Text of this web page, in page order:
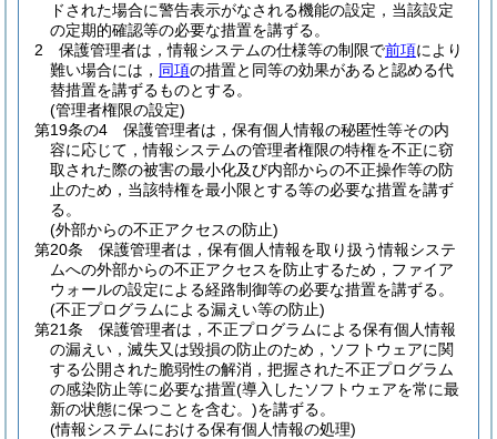
ドされた場合に警告表示がなされる機能の設定，当該設定
の定期的確認等の必要な措置を講ずる。
2
保護管理者は，情報システムの仕様等の制限で前項により
難い場合には， 同項の措置と同等の効果があると認める代
替措置を講ずるものとする。
(管理者権限の設定)
第19条の4
保護管理者は，保有個人情報の秘匿性等その内
容に応じて，情報システムの管理者権限の特権を不正に窃
取された際の被害の最小化及び内部からの不正操作等の防
止のため，当該特権を最小限とする等の必要な措置を講ず
る。
(外部からの不正アクセスの防止)
第20条
保護管理者は，保有個人情報を取り扱う情報システ
ムへの外部からの不正アクセスを防止するため，ファイア
ウォールの設定による経路制御等の必要な措置を講ずる。
(不正プログラムによる漏えい等の防止)
第21条
保護管理者は，不正プログラムによる保有個人情報
の漏えい，滅失又は毀損の防止のため，ソフトウェアに関
する公開された脆弱性の解消，把握された不正プログラム
の感染防止等に必要な措置(導入したソフトウェアを常に最
新の状態に保つことを含む。)を講ずる。
(情報システムにおける保有個人情報の処理)